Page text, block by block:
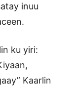
inuu
ku yiri:
Kaarlin